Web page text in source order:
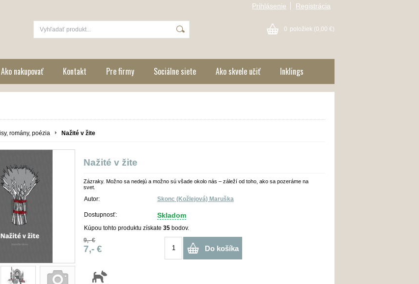
Prihlásenie Registrácia
0 položiek (0,00 €)
Ako nakupovať Kontakt Pre firmy Sociálne siete Ako skvele učiť Inklings
romány, poézia Nažité v žite
Nažité v žite
Zázraky. Možno sa nedejú a možno sú všade okolo nás – záleží od toho, ako sa pozeráme na
svet.
Autor: Skonc (Kožlejová) Maruška
Dostupnosť: Skladom
Kúpou tohto produktu získate 35 bodov.
9,- €
7,- € Do košíka